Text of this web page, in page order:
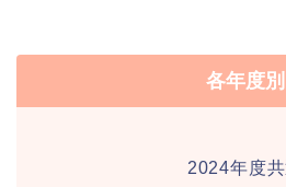
各年度別
2024年度共